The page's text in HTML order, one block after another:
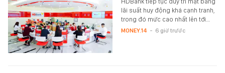
lãi suất huy động khá cạnh tranh,
trong đó mức cao nhất lên tới…
MONEY.14 - 6 giờ trước